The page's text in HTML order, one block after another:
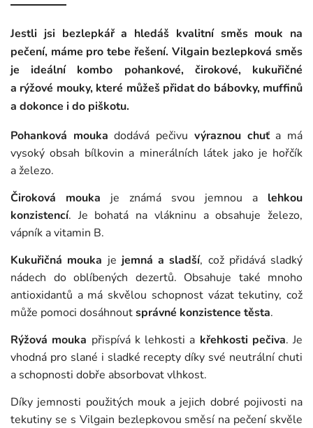
Jestli jsi bezlepkář a hledáš kvalitní směs mouk na
pečení, máme pro tebe řešení. Vilgain bezlepková směs
je ideálníkombo pohankové, čirokové, kukuřičné
a rýžové mouky, které můžeš přidat do bábovky, muffinů
a dokonce i do piškotu.
Pohanková mouka dodává pečivu výraznou chuťa má
vysoký obsah bílkovin a minerálních látek jako je hořčík
a železo.
Čiroková mouka je známá svou jemnou a lehkou
konzistencí. Je bohatá na vlákninu a obsahuje železo,
vápník a vitamin B.
Kukuřičná mouka je jemná a sladší, což přidává sladký
nádech do oblíbených dezertů. Obsahuje také mnoho
antioxidantů a má skvělou schopnost vázat tekutiny, což
může pomoci dosáhnoutsprávné konzistence těsta.
Rýžová mouka přispívá k lehkosti a křehkosti pečiva. Je
vhodná pro slané i sladké recepty díky své neutrální chuti
a schopnosti dobře absorbovat vlhkost.
Díky jemnosti použitých mouk a jejich dobré pojivosti na
tekutiny se s Vilgain bezlepkovou směsí na pečení skvěle